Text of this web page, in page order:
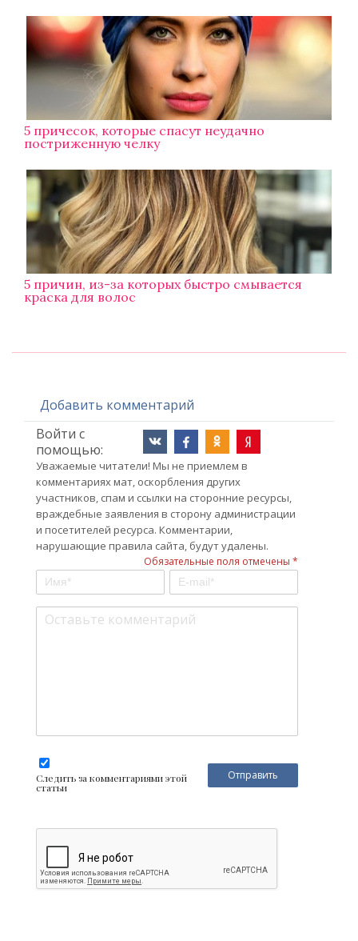
5 причесок, которые спасут неудачно
постриженную челку
5 причин, из-за которых быстро смывается
краска для волос
Добавить комментарий
Войти с
помощью:
Уважаемые читатели! Мы не приемлем в
комментариях мат, оскорбления других
участников, спам и ссылки на сторонние ресурсы,
враждебные заявления в сторону администрации
и посетителей ресурса. Комментарии,
нарушающие правила сайта, будут удалены.
Обязательные поля отмечены *
Следить за комментариями этой
статьи